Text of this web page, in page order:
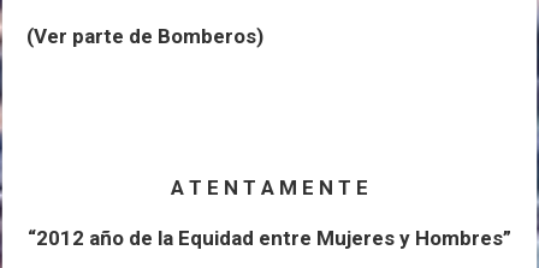
(Ver parte de Bomberos)
A T E N T A M E N T E
“2012 año de la Equidad entre Mujeres y Hombres”